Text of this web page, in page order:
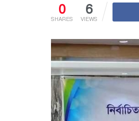
0
SHARES
6
VIEWS